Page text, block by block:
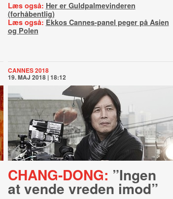
Læs også: Her er Guldpalmevinderen
(forhåbentlig)
Læs også: Ekkos Cannes-panel peger på Asien
og Polen
CANNES 2018
19. MAJ 2018 | 18:12
CHANG-DONG: ”Ingen
at vende vreden imod”